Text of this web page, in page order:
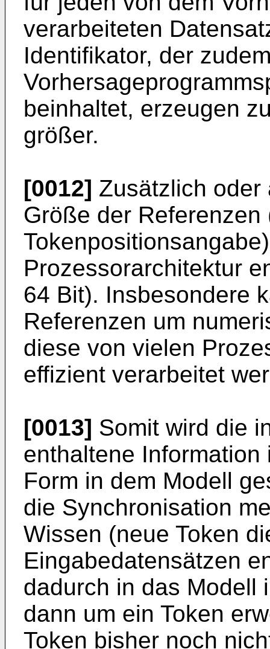
verarbeiteten
Identifikator, der
beinhaltet, erzeugen
größer.
[0012] Zusätzlich oder
Größe der
Prozessorarchitektur
64 Bit). Insbesondere
Referenzen um
diese von vielen
effizient verarbeitet
[0013] Somit wird die
enthaltene
Form in dem Modell
die Synchronisation
Wissen (neue Token
Eingabedatensätzen
dadurch in das Modell
dann um ein Token
Token bisher noch